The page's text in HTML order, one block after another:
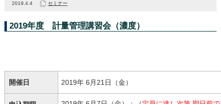
2019.4.4 セミナー
2019年度 計量管理講習会（濃度）
開催日 2019年 6月21日（金）